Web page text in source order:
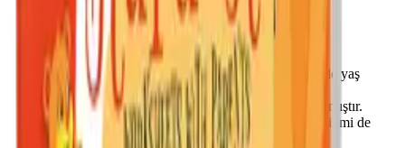
10 hikaye kitabından oluşan okuma setidir.
Her hikaye kitabı 16 sayfadan oluşmaktadır.
Okul öncesi başlangıç seviyesine uygundur.
Ders içi ve ders dışı kullanıma uygundur.
Büyük, renkli tasarımıyla ve kullanılan görselleriyle yaş
grubunun ilgisini çeker.
Uzman psikolog tarafından incelenmiş ve onaylanmıştır.
İngilizce gelişiminde yardımcı olurken değerler eğitimi de
sağlamaktadır.